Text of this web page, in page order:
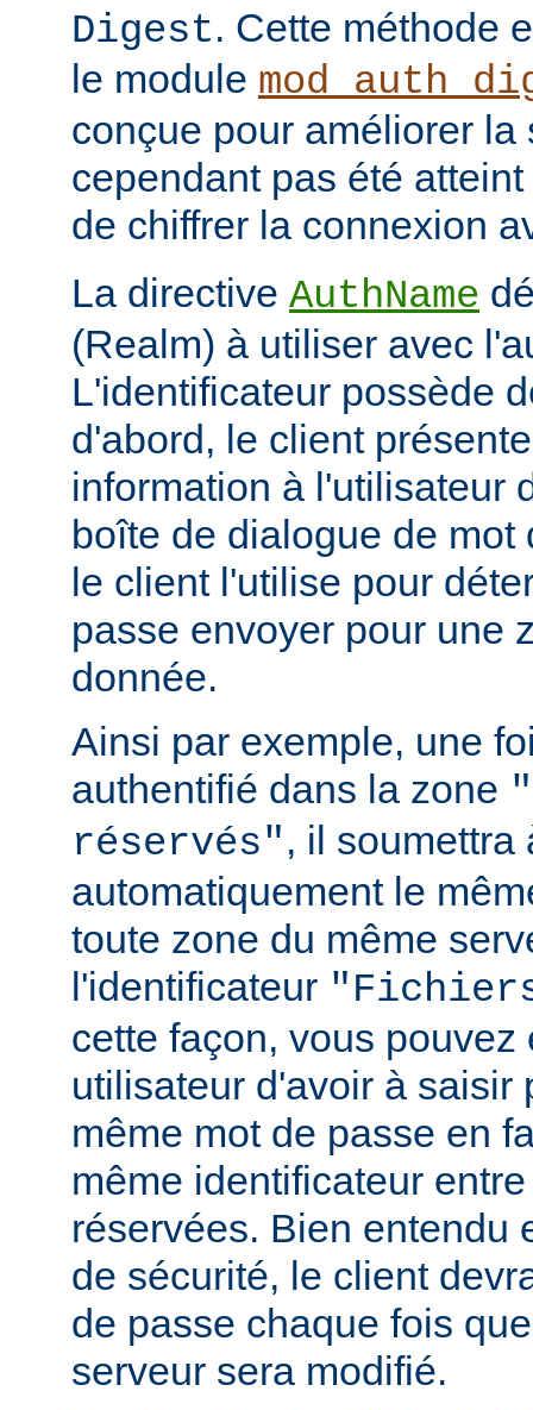
Digest. Cette méthode
le module
conçue pour améliorer la
cependant pas été
de chiffrer la connexion
La directive AuthName
(Realm) à utiliser avec
L'identificateur possède
d'abord, le client
information à l'utilisateur
boîte de dialogue de mot
le client l'utilise pour
passe envoyer pour une
donnée.
Ainsi par exemple, une
authentifié dans la zone
réservés", il soumettra
automatiquement le
toute zone du même
l'identificateur
cette façon, vous pouvez
utilisateur d'avoir à saisir
même mot de passe en
même identificateur
réservées. Bien entendu
de sécurité, le client
de passe chaque fois
serveur sera modifié.